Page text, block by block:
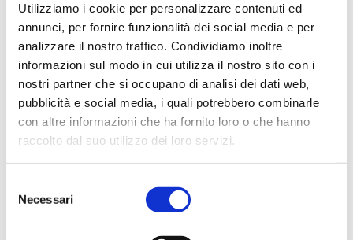
Utilizziamo i cookie per personalizzare contenuti ed
annunci, per fornire funzionalità dei social media e per
analizzare il nostro traffico. Condividiamo inoltre
informazioni sul modo in cui utilizza il nostro sito con i
nostri partner che si occupano di analisi dei dati web,
pubblicità e social media, i quali potrebbero combinarle
con altre informazioni che ha fornito loro o che hanno
raccolto dal suo utilizzo dei loro servizi.
delNecessari